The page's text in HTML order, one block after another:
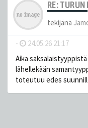
RE: TURUN
tekijänä
- 24.05.26 21:17
Aika
lähellekään
toteutuu edes